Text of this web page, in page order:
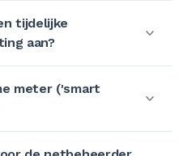
tijdelijke
aan?
meter ('smart